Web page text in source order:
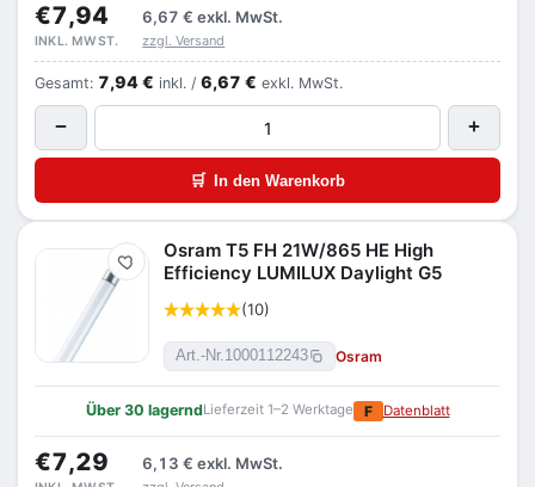
€7,94 6,67 € exkl. MwSt.
INKL. MWST. zzgl. Versand
Gesamt: 7,94 € inkl. / 6,67 € exkl. MwSt.
− +
🛒 In den Warenkorb
Merken
Osram T5 FH 21W/865 HE High
Efficiency LUMILUX Daylight G5
(10)
Art.-Nr.1000112243 Osram
Über 30 lagerndLieferzeit 1–2 Werktage F Datenblatt
€7,29 6,13 € exkl. MwSt.